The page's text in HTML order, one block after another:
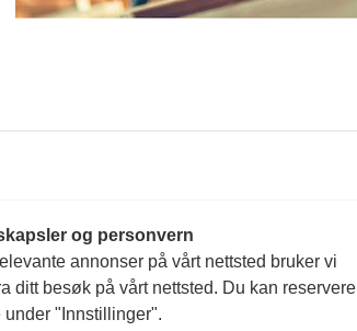
Reportasje
Produkter
og personvern
annonser på vårt nettsted bruker vi
ditt besøk på vårt nettsted. Du kan reservere
under "Innstillinger".